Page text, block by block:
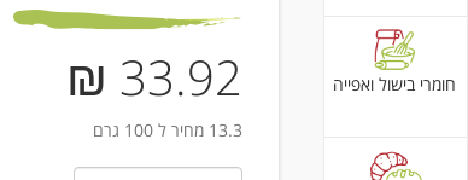
חומרי בישול ואפייה 33.92 ₪
13.3 מחיר ל 100 גרם